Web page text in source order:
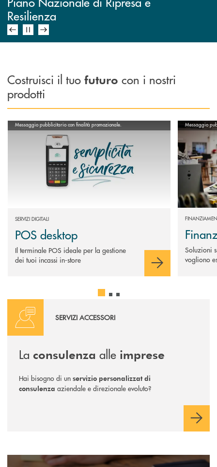
per la tua impresa
Resilienza
Costruisci il tuo futuro con i nostri
prodotti
Scopri di più POS desktop
Messaggio pubblicitario con finalità promozionale.
SERVIZI DIGITALI
POS desktop
Il terminale POS ideale per la gestione
dei tuoi incassi in-store
Scopri di
Messaggio
Soluzioni
vogliono
SERVIZI ACCESSORI
La consulenza alle imprese
Hai bisogno di un servizio personalizzat di
consulenza aziendale e direzionale evoluto?
Scopri di più